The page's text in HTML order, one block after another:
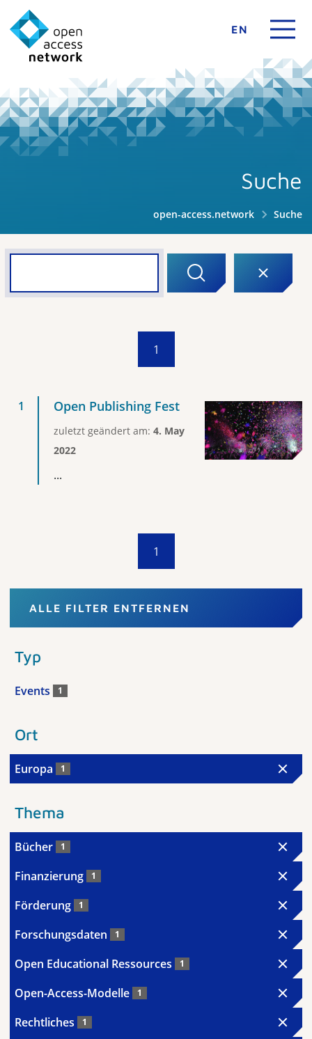
EN
Suche
open-access.network Suche
1
Open Publishing Fest
zuletzt geändert am: 4. May
2022
...
1
ALLE FILTER ENTFERNEN
Typ
Events 1
Ort
Europa 1
Thema
Bücher 1
Finanzierung 1
Förderung 1
Forschungsdaten 1
Open Educational Ressources 1
Open-Access-Modelle 1
Rechtliches 1